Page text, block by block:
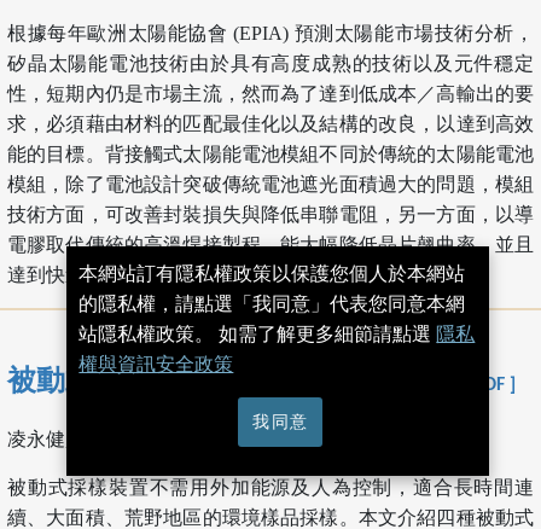
根據每年歐洲太陽能協會 (EPIA) 預測太陽能市場技術分析，
矽晶太陽能電池技術由於具有高度成熟的技術以及元件穩定
性，短期內仍是市場主流，然而為了達到低成本／高輸出的要
求，必須藉由材料的匹配最佳化以及結構的改良，以達到高效
能的目標。背接觸式太陽能電池模組不同於傳統的太陽能電池
模組，除了電池設計突破傳統電池遮光面積過大的問題，模組
技術方面，可改善封裝損失與降低串聯電阻，另一方面，以導
電膠取代傳統的高溫焊接製程，能大幅降低晶片翹曲率，並且
達到快速封裝製程的目標。
被動式採樣器於環境檢測之應用 [ 下載 PDF ]
凌永健, 陳柏嘉, 宋福祥, 王振宇, 葉明軒
被動式採樣裝置不需用外加能源及人為控制，適合長時間連
續、大面積、荒野地區的環境樣品採樣。本文介紹四種被動式
本網站訂有隱私權政策以保護您個人於本網站
的隱私權，請點選「我同意」代表您同意本網
站隱私權政策。 如需了解更多細節請點選 隱私
權與資訊安全政策
我同意